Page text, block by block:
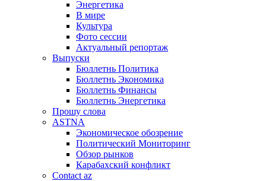
Энергетика
В мире
Культура
Фото сессии
Актуальный репортаж
Выпуски
Бюллетнь Политика
Бюллетнь Экономика
Бюллетнь Финансы
Бюллетнь Энергетика
Прошу слова
ASTNA
Экономическое обозрение
Политический Мониторинг
Обзор рынков
Карабахский конфликт
Contact az